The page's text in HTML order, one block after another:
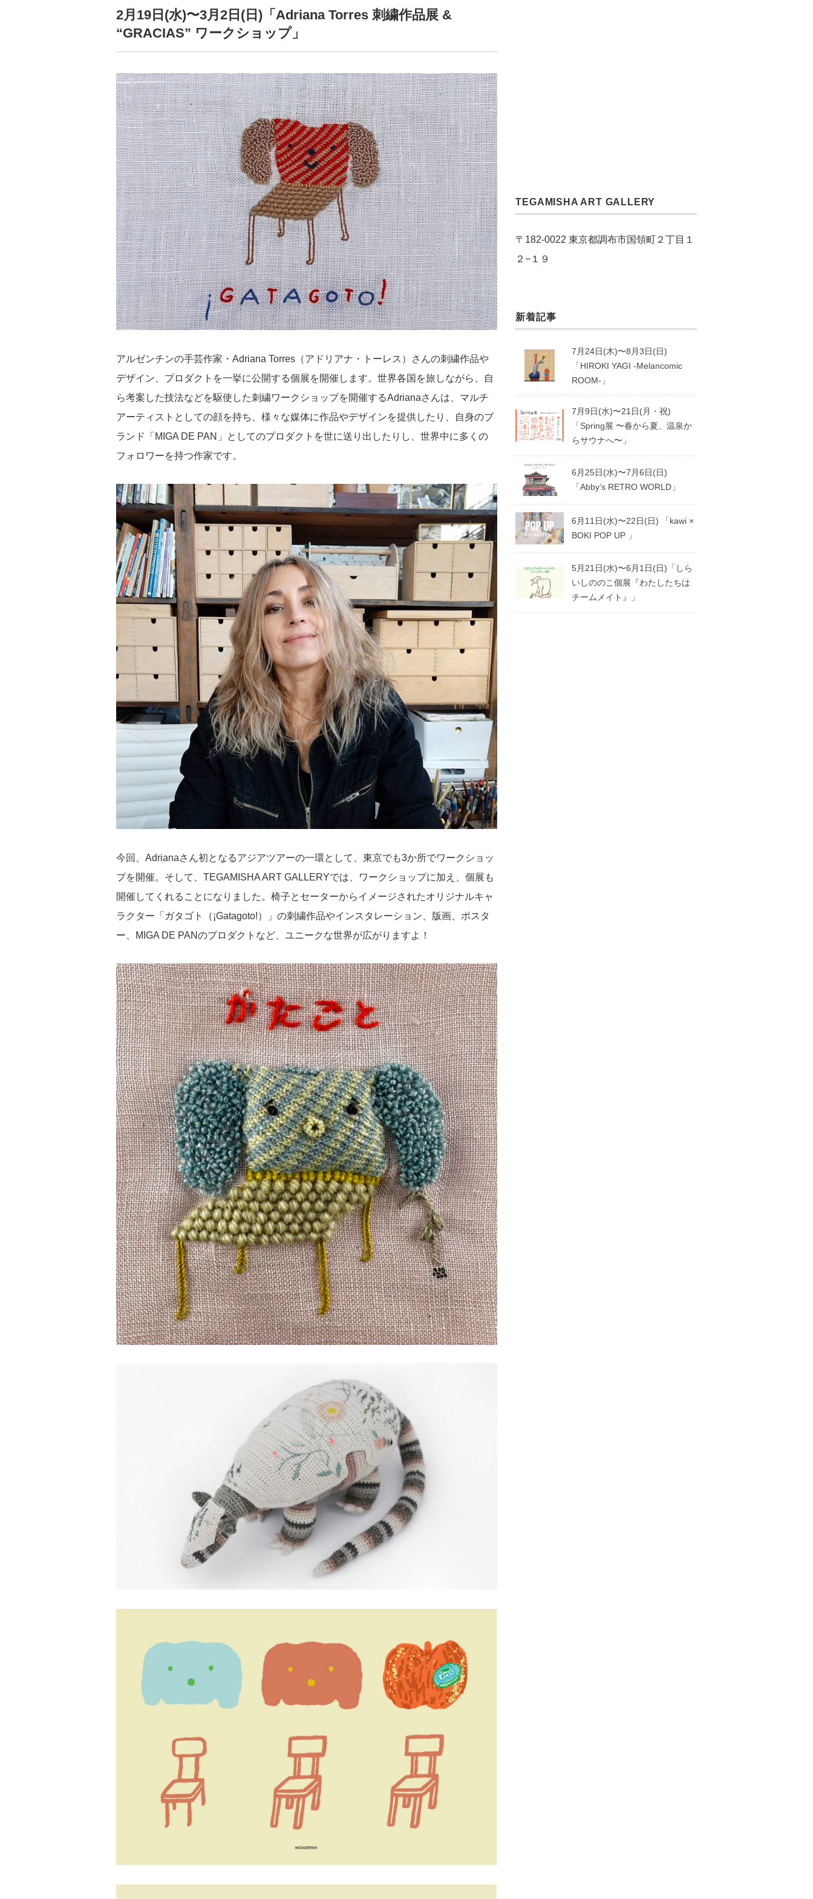
2月19日(水)〜3月2日(日)「Adriana Torres 刺繍作品展 &
“GRACIAS” ワークショップ」
アルゼンチンの手芸作家・Adriana Torres（アドリアナ・トーレス）さんの刺繍作品や
デザイン、プロダクトを一挙に公開する個展を開催します。世界各国を旅しながら、自
ら考案した技法などを駆使した刺繍ワークショップを開催するAdrianaさんは、マルチ
アーティストとしての顔を持ち、様々な媒体に作品やデザインを提供したり、自身のブ
ランド「MIGA DE PAN」としてのプロダクトを世に送り出したりし、世界中に多くの
フォロワーを持つ作家です。
今回、Adrianaさん初となるアジアツアーの一環として、東京でも3か所でワークショッ
プを開催。そして、TEGAMISHA ART GALLERYでは、ワークショップに加え、個展も
開催してくれることになりました。椅子とセーターからイメージされたオリジナルキャ
ラクター「ガタゴト（ ¡Gatagoto!）」の刺繍作品やインスタレーション、版画、ポスタ
ー、MIGA DE PANのプロダクトなど、ユニークな世界が広がりますよ！
TEGAMISHA ART GALLERY
〒182-0022 東京都調布市国領町２丁目１
２−１９
新着記事
7月24日(木)〜8月3日(日)
「HIROKI YAGI -Melancomic
ROOM-」
7月9日(水)〜21日(月・祝)
「Spring展 〜春から夏、温泉か
らサウナへ〜」
6月25日(水)〜7月6日(日)
「Abby’s RETRO WORLD」
6月11日(水)〜22日(日) 「kawi ×
BOKI POP UP 」
5月21日(水)〜6月1日(日)「しら
いしののこ個展『わたしたちは
チームメイト』」